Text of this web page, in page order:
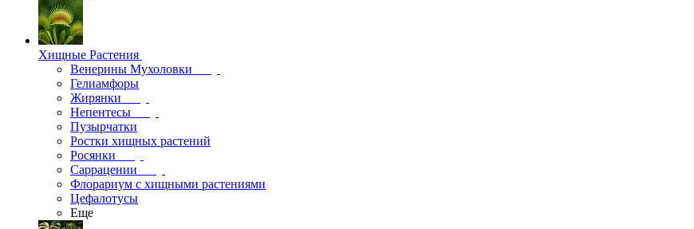
Хищные Растения
Венерины Мухоловки
Гелиамфоры
Жирянки
Непентесы
Пузырчатки
Ростки хищных растений
Росянки
Саррацении
Флорариум с хищными растениями
Цефалотусы
Еще